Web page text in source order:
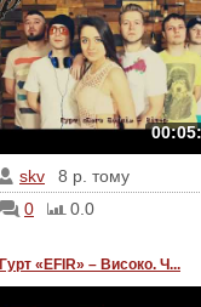
skv
8 р. тому
0
0.0
Гурт «EFIR» – Високо. Ч...